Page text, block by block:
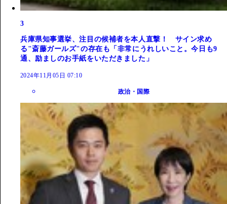
3
兵庫県知事選挙、注目の候補者を本人直撃！ サイン求め
る"斎藤ガールズ"の存在も「非常にうれしいこと。今日も9
通、励ましのお手紙をいただきました」
2024年11月05日 07:10
政治・国際